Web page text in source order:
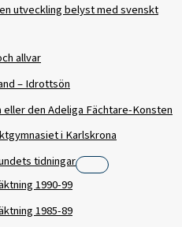
utveckling belyst med svenskt
allvar
– Idrottsön
eller den Adeliga Fächtare-Konsten
i Karlskrona
tidningar
1990-99
1985-89